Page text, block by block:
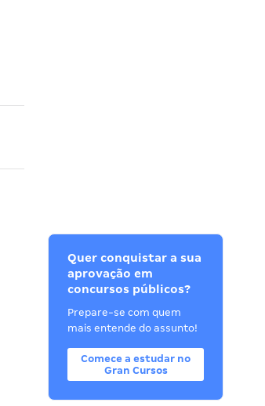
Quer conquistar a sua
aprovação em
concursos públicos?
Prepare-se com quem
mais entende do assunto!
Comece a estudar no
Gran Cursos